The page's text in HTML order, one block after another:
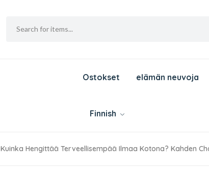
Ostokset elämän neuvoja
Finnish
Kuinka Hengittää Terveellisempää Ilmaa Kotona? Kahden